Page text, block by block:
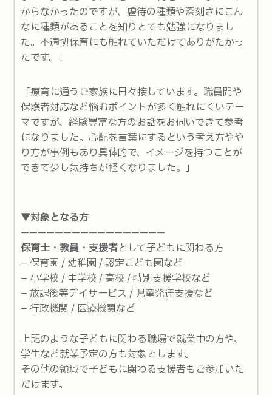
からなかったのですが、虐待の種類や深刻さにこん
なに種類があることを知りとても勉強になりまし
た。不適切保育にも触れていただけてありがたかっ
たです。」
「療育に通うご家族に日々接しています。職員間や
保護者対応など悩むポイントが多く触れにくいテー
マですが、経験豊富な方のお話をお伺いできて参考
になりました。心配を言葉にするという考え方やや
り方が事例もあり具体的で、イメージを持つことが
できて少し気持ちが軽くなりました。」
▼対象となる方
—————————————————
保育士・教員・支援者として子どもに関わる方
– 保育園 / 幼稚園 / 認定こども園など
– 小学校 / 中学校 / 高校 / 特別支援学校など
– 放課後等デイサービス / 児童発達支援など
– 行政機関 / 医療機関など
上記のような子どもに関わる職場で就業中の方や、
学生など就業予定の方も対象とします。
その他の領域で子どもに関わる支援者もご参加いた
だけます。